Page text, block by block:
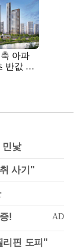
민낯
사기"
리핀 도피"